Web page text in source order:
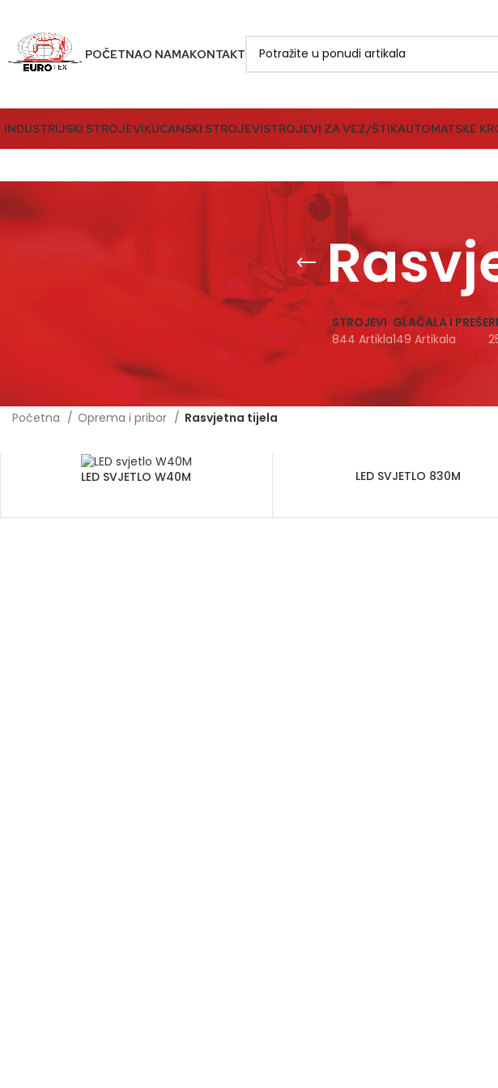
POČETNAO NAMAKONTAKT
INDUSTRIJSKI STROJEVIKUĆANSKI STROJEVISTROJEVI ZA VEZ/ŠTIKAUTOMATSKE
STROJEVI
844 Artikla
GLAČALA I PREŠE
149 Artikala
Početna Oprema i pribor Rasvjetna tijela
LED SVJETLO W40M LED SVJETLO 830M